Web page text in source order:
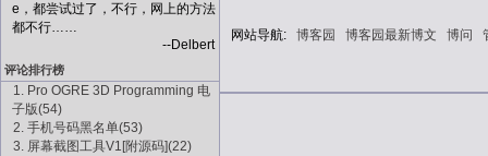
e，都尝试过了，不行，网上的方法
都不行……
--Delbert
评论排行榜
1. Pro OGRE 3D Programming 电
子版(54)
2. 手机号码黑名单(53)
3. 屏幕截图工具V1[附源码](22)
网站导航: 博客园 博客园最新博文 博问